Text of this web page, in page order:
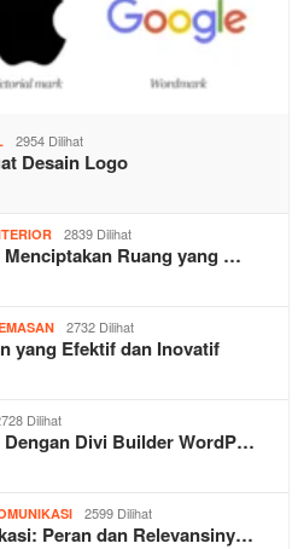
2954 Dilihat
Desain Logo
2839 Dilihat
Ruang yang …
2732 Dilihat
yang Efektif dan Inovatif
Dilihat
Dengan Divi Builder WordP…
2599 Dilihat
Peran dan Relevansiny…